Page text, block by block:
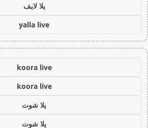
يلا لايف
yalla live
koora live
koora live
يلا شوت
يلا شوت